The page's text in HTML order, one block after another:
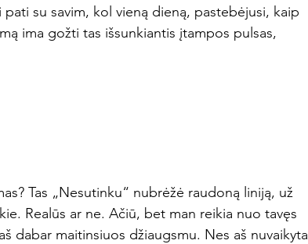
su savim, kol vieną dieną, pastebėjusi, kaip
ima gožti tas išsunkiantis įtampos pulsas,
Tas „Nesutinku“ nubrėžė raudoną liniją, už
Realūs ar ne. Ačiū, bet man reikia nuo tavęs
dabar maitinsiuos džiaugsmu. Nes aš nuvaikyta